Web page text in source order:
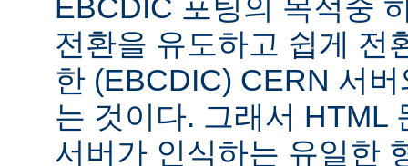
EBCDIC 포팅의 목적중
전환을 유도하고 쉽게 전
한 (EBCDIC) CERN 서
는 것이다. 그래서 HTML
서버가 인식하는 유일한